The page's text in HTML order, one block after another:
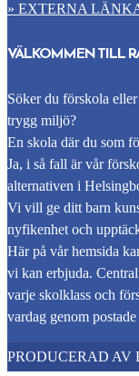
» EXTERNA
VÄLKOMMEN TILL
Söker du förskola
trygg miljö?
En skola där du som
Ja, i så fall är vår
alternativen i
Vi vill ge ditt barn
nyfikenhet och
Här på vår hemsida
vi kan erbjuda.
varje skolklass och
vardag genom
PRODUCERAD AV